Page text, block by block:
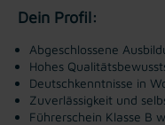
Dein Profil:
Abgeschlossene
Hohes
Deutschkenntnisse in
Zuverlässigkeit und
Führerschein Klasse B